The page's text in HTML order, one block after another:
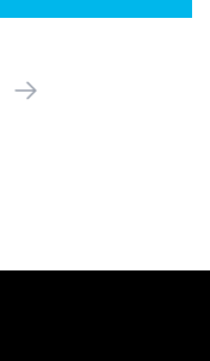
próximo